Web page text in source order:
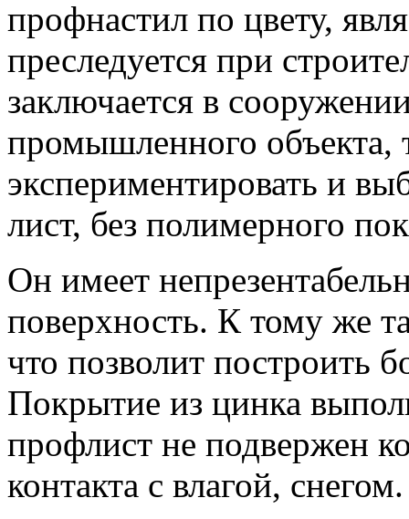
профнастил по цвету,
преследуется при
заключается в
промышленного объекта,
экспериментировать и
лист, без полимерного
Он имеет
поверхность. К тому же
что позволит построить
Покрытие из цинка
профлист не подвержен
контакта с влагой, снегом.